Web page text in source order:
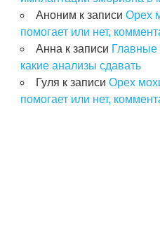
Аноним к записи Орех
помогает или нет,
Анна к записи Главные
какие анализы сдавать
Гуля к записи Орех
помогает или нет,